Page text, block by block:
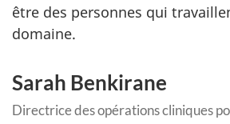
être des personnes qui
domaine.
Sarah Benkirane
Directrice des opérations cliniques